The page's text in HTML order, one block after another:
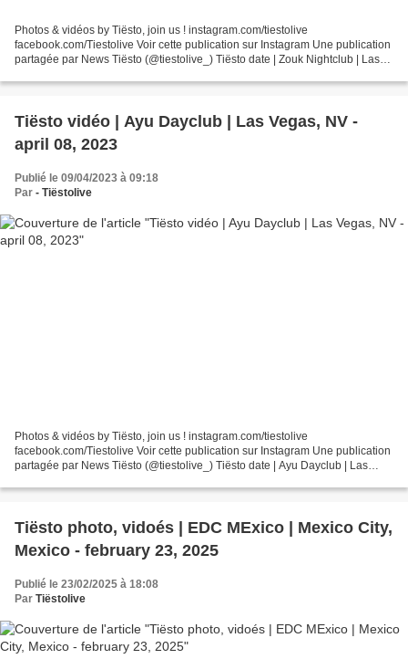
Photos & vidéos by Tiësto, join us ! instagram.com/tiestolive
facebook.com/Tiestolive Voir cette publication sur Instagram Une publication
partagée par News Tiësto (@tiestolive_) Tiësto date | Zouk Nightclub | Las
Tiësto vidéo | Ayu Dayclub | Las Vegas, NV -
april 08, 2023
Publié le 09/04/2023 à 09:18
Par - Tiëstolive
Photos & vidéos by Tiësto, join us ! instagram.com/tiestolive
facebook.com/Tiestolive Voir cette publication sur Instagram Une publication
partagée par News Tiësto (@tiestolive_) Tiësto date | Ayu Dayclub | Las
Tiësto photo, vidoés | EDC MExico | Mexico City,
Mexico - february 23, 2025
Publié le 23/02/2025 à 18:08
Par Tiëstolive